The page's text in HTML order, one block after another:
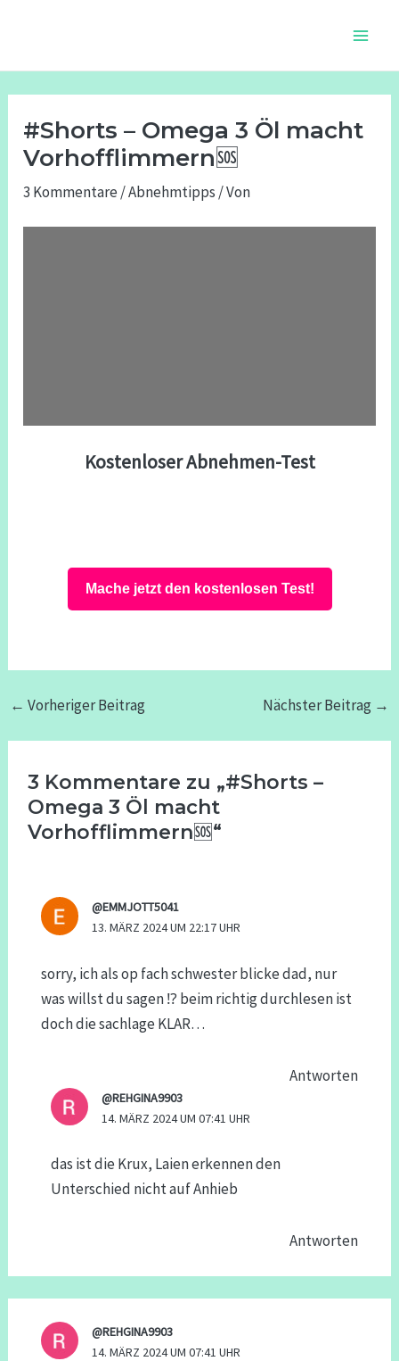
#Shorts – Omega 3 Öl macht
Vorhofflimmern🆘
3 Kommentare /Abnehmtipps / Von
Kostenloser Abnehmen-Test
Mache jetzt den kostenlosen Test!
← Vorheriger Beitrag Nächster Beitrag →
3 Kommentare zu „#Shorts –
Omega 3 Öl macht
Vorhofflimmern🆘“
@EMMJOTT5041
13. MÄRZ 2024 UM 22:17 UHR
sorry, ich als op fach schwester blicke dad, nur
was willst du sagen ⁉️ beim richtig durchlesen ist
doch die sachlage KLAR…
Antworten
@REHGINA9903
14. MÄRZ 2024 UM 07:41 UHR
das ist die Krux, Laien erkennen den
Unterschied nicht auf Anhieb
Antworten
@REHGINA9903
14. MÄRZ 2024 UM 07:41 UHR